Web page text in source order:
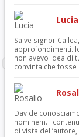
Salve signor
approfondimenti.
non avevo idea di
convinta che fosse
Davide
hominem. I
di vista